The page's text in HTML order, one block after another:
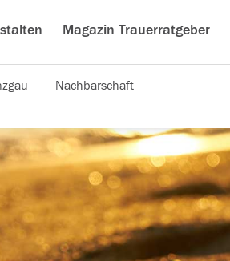
Magazin Trauerratgeber
Nachbarschaft